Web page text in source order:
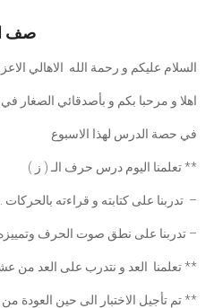
صف
السلام عليكم و رحمة الله الاهالي
اهلا و مرحبا بكم و بأصدقائي الصغار
في حصة الدرس لهذا الاسبوع
** تعلمنا اليوم درس حرف الـ ( ز )
– تدربنا على كتابته و قراءته بالحركات .
– تدربنا على نطق صوت الحرف
** تعلمنا العد و نتدرب على العد من
** تم تأجيل الاختبار الى حين العودة من